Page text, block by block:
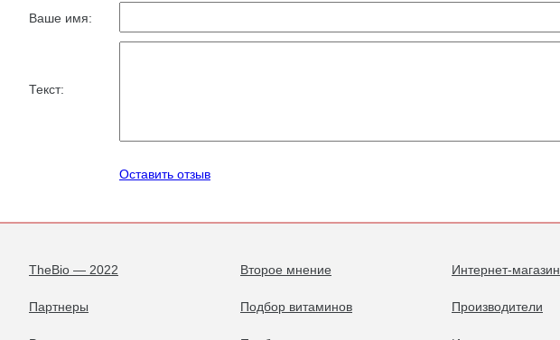
Ваше имя:
Текст:
Оставить отзыв
TheBio — 2022
Партнеры
Второе мнение
Подбор витаминов
Интернет-магазин
Производители